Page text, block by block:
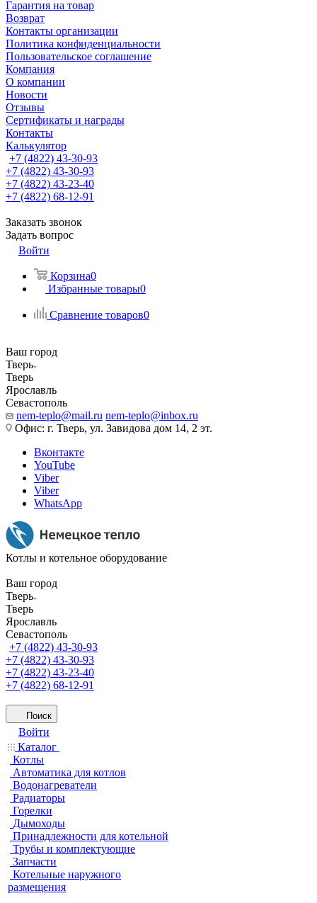
Гарантия на товар
Возврат
Контакты организации
Политика конфиденциальности
Пользовательское соглашение
Компания
О компании
Новости
Отзывы
Сертификаты и награды
Контакты
Калькулятор
+7 (4822) 43-30-93
+7 (4822) 43-30-93
+7 (4822) 43-23-40
+7 (4822) 68-12-91
Заказать звонок
Задать вопрос
Войти
Корзина0
Избранные товары0
Сравнение товаров0
Ваш город
Тверь
Тверь
Ярославль
Севастополь
nem-teplo@mail.ru nem-teplo@inbox.ru
Офис: г. Тверь, ул. Завидова дом 14, 2 эт.
Вконтакте
YouTube
Viber
Viber
WhatsApp
Котлы и котельное оборудование
Ваш город
Тверь
Тверь
Ярославль
Севастополь
+7 (4822) 43-30-93
+7 (4822) 43-30-93
+7 (4822) 43-23-40
+7 (4822) 68-12-91
Поиск
Войти
Каталог
Котлы
Автоматика для котлов
Водонагреватели
Радиаторы
Горелки
Дымоходы
Принадлежности для котельной
Трубы и комплектующие
Запчасти
Котельные наружного
размещения